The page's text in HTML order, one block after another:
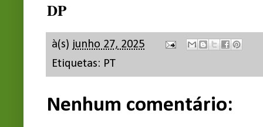
DP
à(s) junho 27, 2025
Etiquetas: PT
Nenhum comentário: